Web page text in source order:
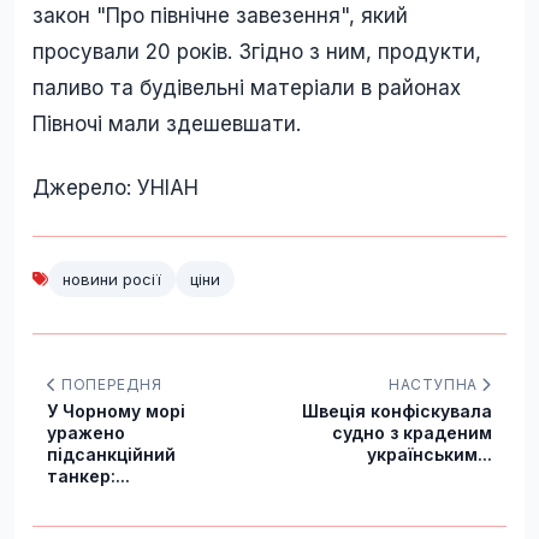
закон "Про північне завезення", який
просували 20 років. Згідно з ним, продукти,
паливо та будівельні матеріали в районах
Півночі мали здешевшати.
Джерело: УНІАН
новини росії ціни
ПОПЕРЕДНЯ
У Чорному морі
уражено
підсанкційний
танкер:...
НАСТУПНА
Швеція конфіскувала
судно з краденим
українським...